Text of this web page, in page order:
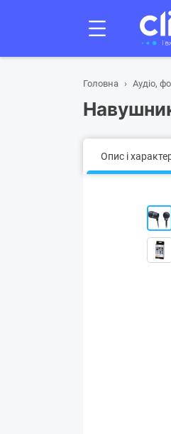
Головна Аудіо,
Опис і